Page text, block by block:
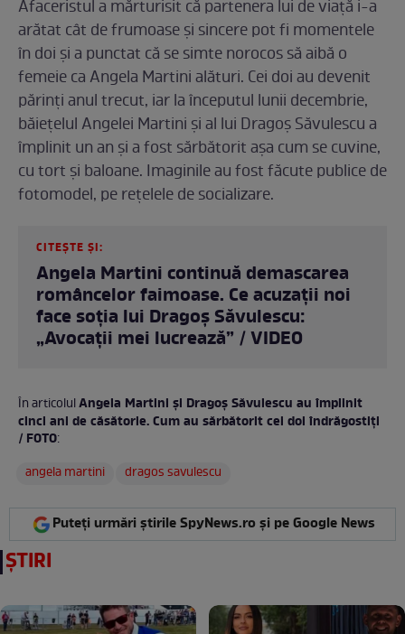
Afaceristul a mărturisit că partenera lui de viață i-a
arătat cât de frumoase și sincere pot fi momentele
în doi și a punctat că se simte norocos să aibă o
femeie ca Angela Martini alături. Cei doi au devenit
părinți anul trecut, iar la începutul lunii decembrie,
băiețelul Angelei Martini și al lui Dragoș Săvulescu a
împlinit un an și a fost sărbătorit așa cum se cuvine,
cu tort și baloane. Imaginile au fost făcute publice de
fotomodel, pe rețelele de socializare.
CITEȘTE ȘI:
Angela Martini continuă demascarea
româncelor faimoase. Ce acuzații noi
face soția lui Dragoș Săvulescu:
„Avocații mei lucrează” / VIDEO
În articolulAngela Martini și Dragoș Săvulescu au împlinit
cinci ani de căsătorie. Cum au sărbătorit cei doi îndrăgostiți
/ FOTO:
angela martini
dragos savulescu
Puteți urmări știrile SpyNews.ro și pe Google News
ȘTIRI